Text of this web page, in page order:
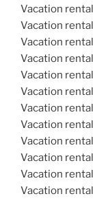
Vacation
Vacation
Vacation
Vacation
Vacation
Vacation
Vacation
Vacation
Vacation
Vacation
Vacation
Vacation